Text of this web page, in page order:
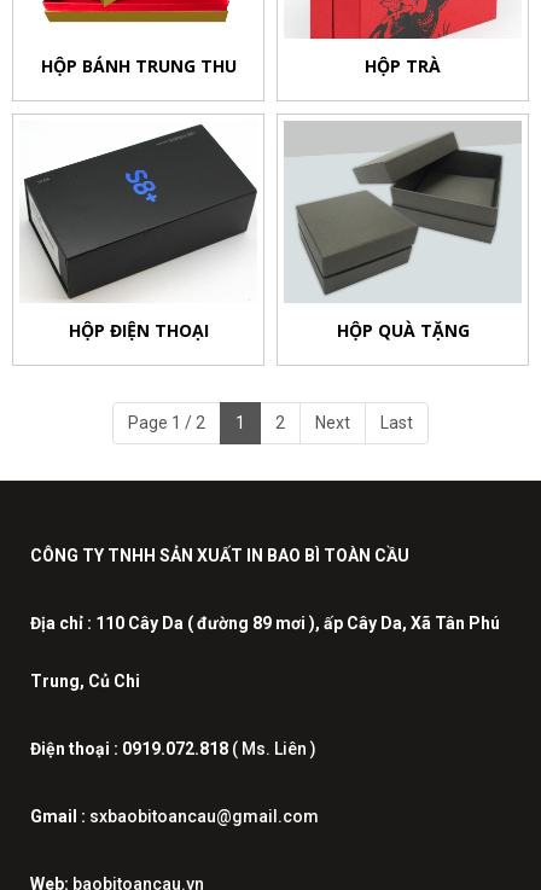
HỘP BÁNH TRUNG THU HỘP TRÀ
HỘP ĐIỆN THOẠI HỘP QUÀ TẶNG
Page 1 / 2 1 2 Next Last
CÔNG TY TNHH SẢN XUẤT IN BAO BÌ TOÀN CẦU
Địa chỉ : 110 Cây Da ( đường 89 mơi ), ấp Cây Da, Xã Tân Phú
Trung, Củ Chi
Điện thoại : 0919.072.818 ( Ms. Liên )
Gmail : sxbaobitoancau@gmail.com
Web: baobitoancau.vn